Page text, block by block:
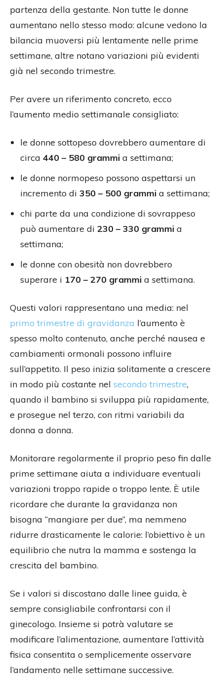
partenza della gestante. Non tutte le donne
aumentano nello stesso modo: alcune vedono la
bilancia muoversi più lentamente nelle prime
settimane, altre notano variazioni più evidenti
già nel secondo trimestre.
Per avere un riferimento concreto, ecco
l’aumento medio settimanale consigliato:
le donne sottopeso dovrebbero aumentare di
circa 440 – 580 grammi a settimana;
le donne normopeso possono aspettarsi un
incremento di 350 – 500 grammi a settimana;
chi parte da una condizione di sovrappeso
può aumentare di 230 – 330 grammi a
settimana;
le donne con obesità non dovrebbero
superare i 170 – 270 grammi a settimana.
Questi valori rappresentano una media: nel
primo trimestre di gravidanza l’aumento è
spesso molto contenuto, anche perché nausea e
cambiamenti ormonali possono influire
sull’appetito. Il peso inizia solitamente a crescere
in modo più costante nel secondo trimestre,
quando il bambino si sviluppa più rapidamente,
e prosegue nel terzo, con ritmi variabili da
donna a donna.
Monitorare regolarmente il proprio peso fin dalle
prime settimane aiuta a individuare eventuali
variazioni troppo rapide o troppo lente. È utile
ricordare che durante la gravidanza non
bisogna “mangiare per due”, ma nemmeno
ridurre drasticamente le calorie: l’obiettivo è un
equilibrio che nutra la mamma e sostenga la
crescita del bambino.
Se i valori si discostano dalle linee guida, è
sempre consigliabile confrontarsi con il
ginecologo. Insieme si potrà valutare se
modificare l’alimentazione, aumentare l’attività
fisica consentita o semplicemente osservare
l’andamento nelle settimane successive.